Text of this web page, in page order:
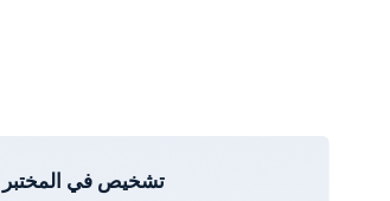
تشخيص في المختبر